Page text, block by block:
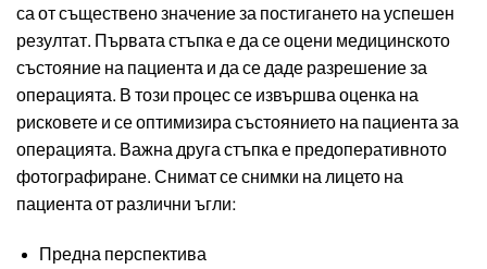
са от съществено значение за постигането на успешен
резултат. Първата стъпка е да се оцени медицинското
състояние на пациента и да се даде разрешение за
операцията. В този процес се извършва оценка на
рисковете и се оптимизира състоянието на пациента за
операцията. Важна друга стъпка е предоперативното
фотографиране. Снимат се снимки на лицето на
пациента от различни ъгли:
Предна перспектива